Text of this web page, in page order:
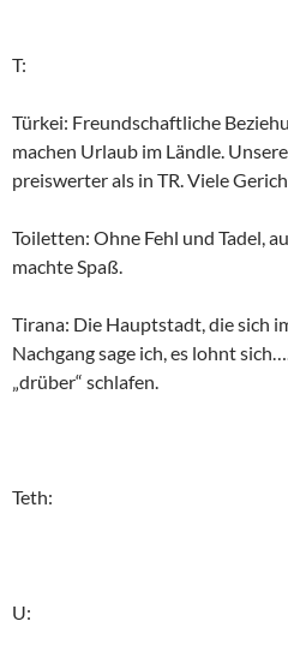
T:
Türkei: Freundschaftliche
machen Urlaub im Ländle.
preiswerter als in TR. Viele
Toiletten: Ohne Fehl und Tadel,
machte Spaß.
Tirana: Die Hauptstadt, die sich
Nachgang sage ich, es lohnt
„drüber“ schlafen.
Teth:
U: